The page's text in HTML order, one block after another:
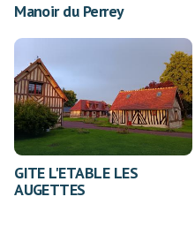
Manoir du Perrey
GITE L'ETABLE LES
AUGETTES